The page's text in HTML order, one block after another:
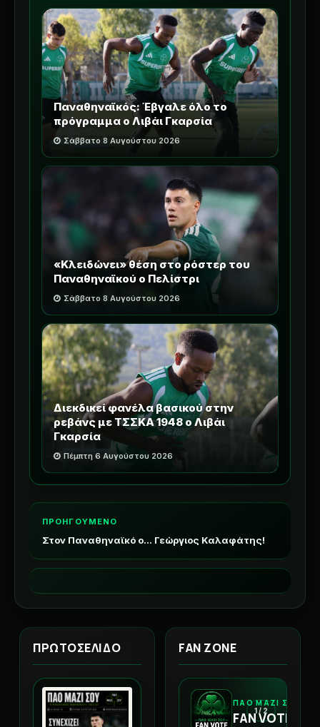
Παναθηναϊκός: Έβγαλε όλο το
πρόγραμμα ο Λιβάι Γκαρσία
Σάββατο 8 Αυγούστου 2026
«Κλειδώνει» θέση στο ρόστερ του
Παναθηναϊκού ο Πελίστρι
Σάββατο 8 Αυγούστου 2026
Διεκδικεί φανέλα βασικού στην
ρεβάνς με ΤΣΣΚΑ 1948 ο Λιβάι
Γκαρσία
Πέμπτη 6 Αυγούστου 2026
ΠΡΟΗΓΟΥΜΕΝΟ
Στον Παναθηναϊκό ο… Γεώργιος Καλαφάτης!
ΠΡΩΤΟΣΕΛΙΔΟ FAN ZONE
ΠΑΟ ΜΑΖΙ ΣΟΥ
FAN VOTE
1 / 2